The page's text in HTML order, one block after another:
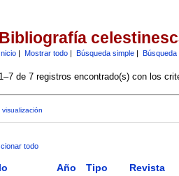
Bibliografía
Inicio| Mostrar todo| Búsqueda simple| Búsqueda
1–7 de 7 registros encontrado(s) con los
todo
Año Tipo Revista